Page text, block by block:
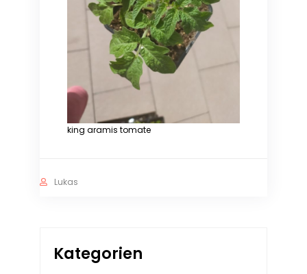
king aramis tomate
Lukas
Kategorien